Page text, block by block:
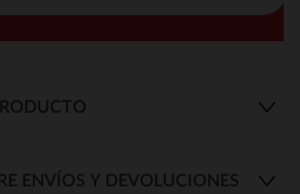
ENVÍOS Y DEVOLUCIONES